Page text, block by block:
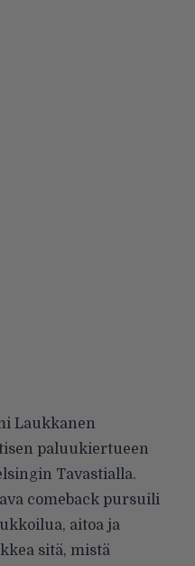
Laukkanen
paluukiertueen
Tavastialla.
comeback pursuili
aitoa ja
sitä, mistä